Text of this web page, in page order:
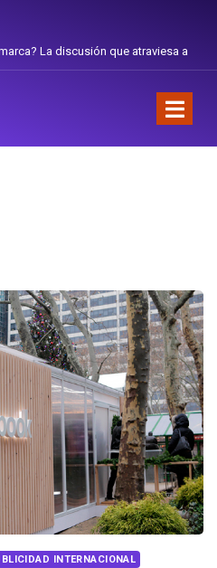
el sombrero en Corporación
INTERNACIONAL